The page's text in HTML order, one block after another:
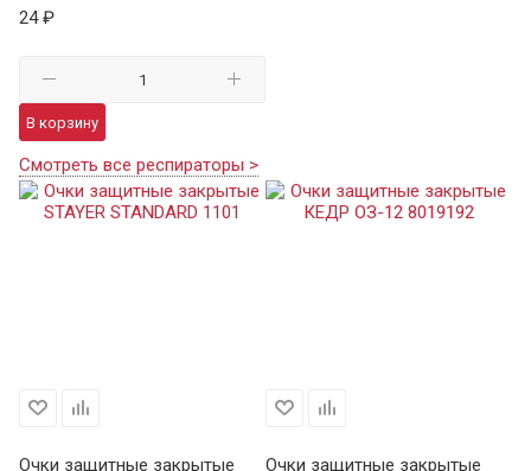
24 ₽
В корзину
Смотреть все респираторы >
Очки защитные закрытые
Очки защитные закрытые